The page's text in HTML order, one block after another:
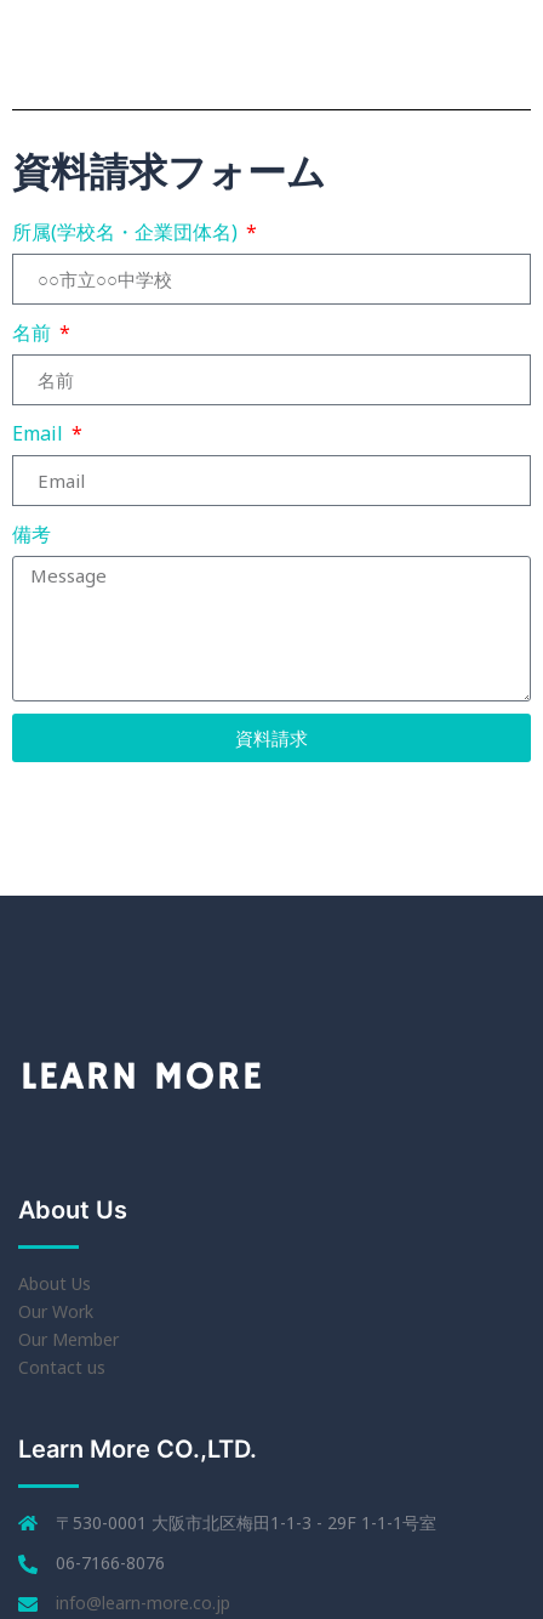
資料請求フォーム
所属(学校名・企業団体名)
名前
Email
備考
資料請求
About Us
About Us
Our Work
Our Member
Contact us
Learn More CO.,LTD.
〒530-0001 大阪市北区梅田1-1-3 - 29F 1-1-1号室
06-7166-8076
info@learn-more.co.jp